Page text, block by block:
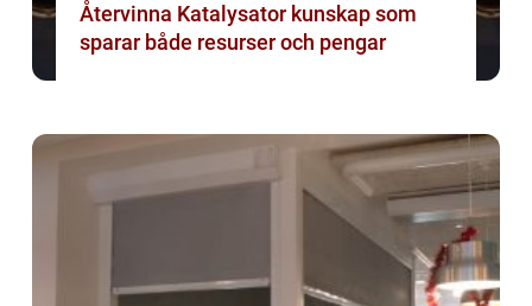
Återvinna Katalysator kunskap som
sparar både resurser och pengar